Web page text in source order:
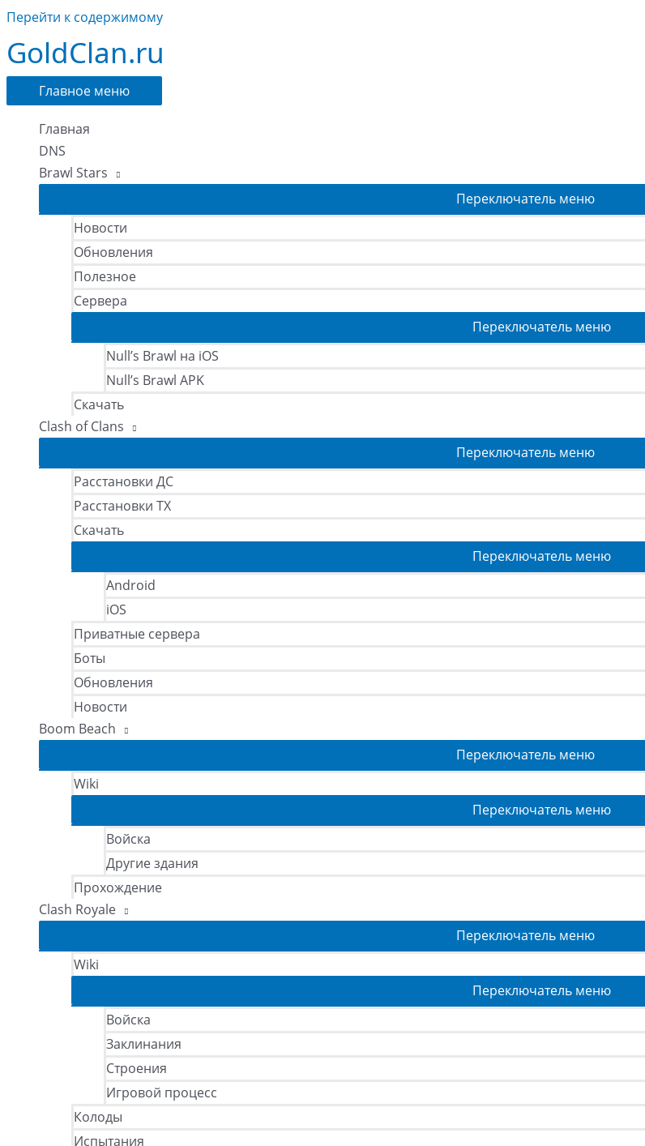
Перейти к содержимому
GoldClan.ru
Главное меню
Главная
DNS
Brawl Stars
Переключатель меню
Новости
Обновления
Полезное
Сервера
Переключатель меню
Null’s Brawl на iOS
Null’s Brawl APK
Скачать
Clash of Clans
Переключатель меню
Расстановки ДС
Расстановки ТХ
Скачать
Переключатель меню
Android
iOS
Приватные сервера
Боты
Обновления
Новости
Boom Beach
Переключатель меню
Wiki
Переключатель меню
Войска
Другие здания
Прохождение
Clash Royale
Переключатель меню
Wiki
Переключатель меню
Войска
Заклинания
Строения
Игровой процесс
Колоды
Испытания